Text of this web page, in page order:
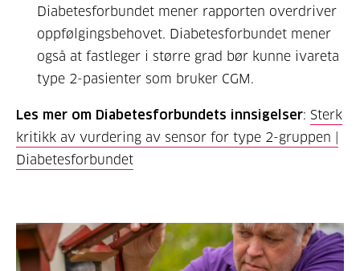
Diabetesforbundet mener rapporten overdriver
oppfølgingsbehovet. Diabetesforbundet mener
også at fastleger i større grad bør kunne ivareta
type 2-pasienter som bruker CGM.
Les mer om Diabetesforbundets innsigelser: Sterk
kritikk av vurdering av sensor for type 2-gruppen |
Diabetesforbundet